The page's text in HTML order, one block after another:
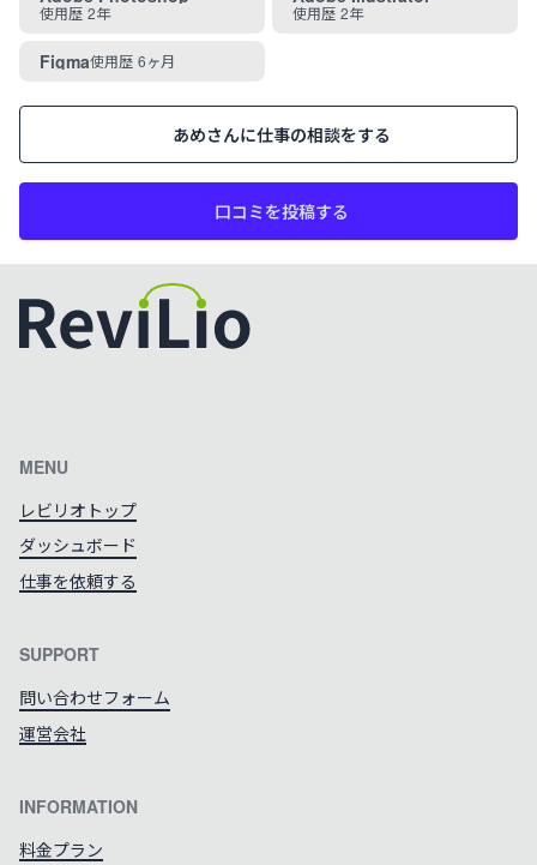
デザイン Web画像(SNS用広告・フィード用画像・EC商品画
など/各入稿作業 クライアントの意図をしっかり理解し、ター
す。 インパクト、スタイリッシュ、ナチュラルなデザインが
または yummyame1125@gmail.com までご連絡くださいま
せ。 どうぞよろしくお願い致します。
使用歴 2年 使用歴 2年
Figma使用歴 6ヶ月
あめさんに仕事の相談をする
口コミを投稿する
MENU
レビリオトップ
ダッシュボード
仕事を依頼する
SUPPORT
問い合わせフォーム
運営会社
INFORMATION
料金プラン